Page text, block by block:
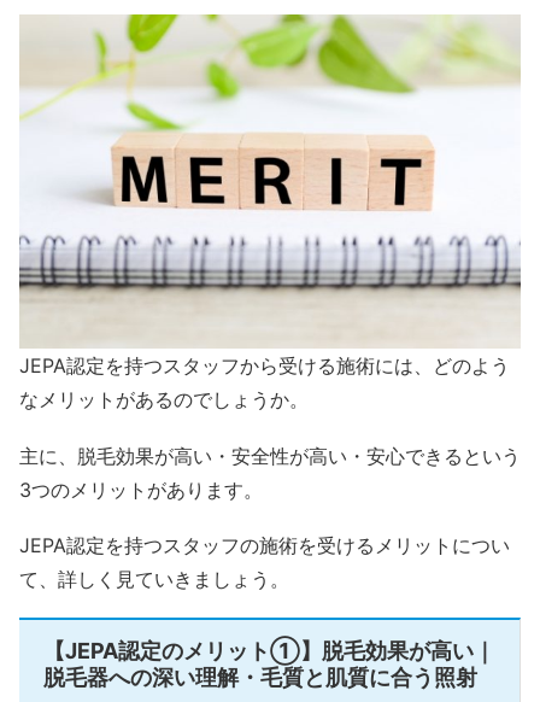
JEPA認定を持つスタッフから受ける施術には、どのよう
なメリットがあるのでしょうか。
主に、脱毛効果が高い・安全性が高い・安心できるという
3つのメリットがあります。
JEPA認定を持つスタッフの施術を受けるメリットについ
て、詳しく見ていきましょう。
【JEPA認定のメリット①】脱毛効果が高い｜
脱毛器への深い理解・毛質と肌質に合う照射